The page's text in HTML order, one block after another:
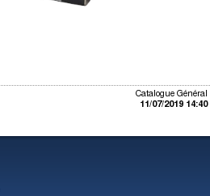
Catalogue Général
11/07/2019 14:40